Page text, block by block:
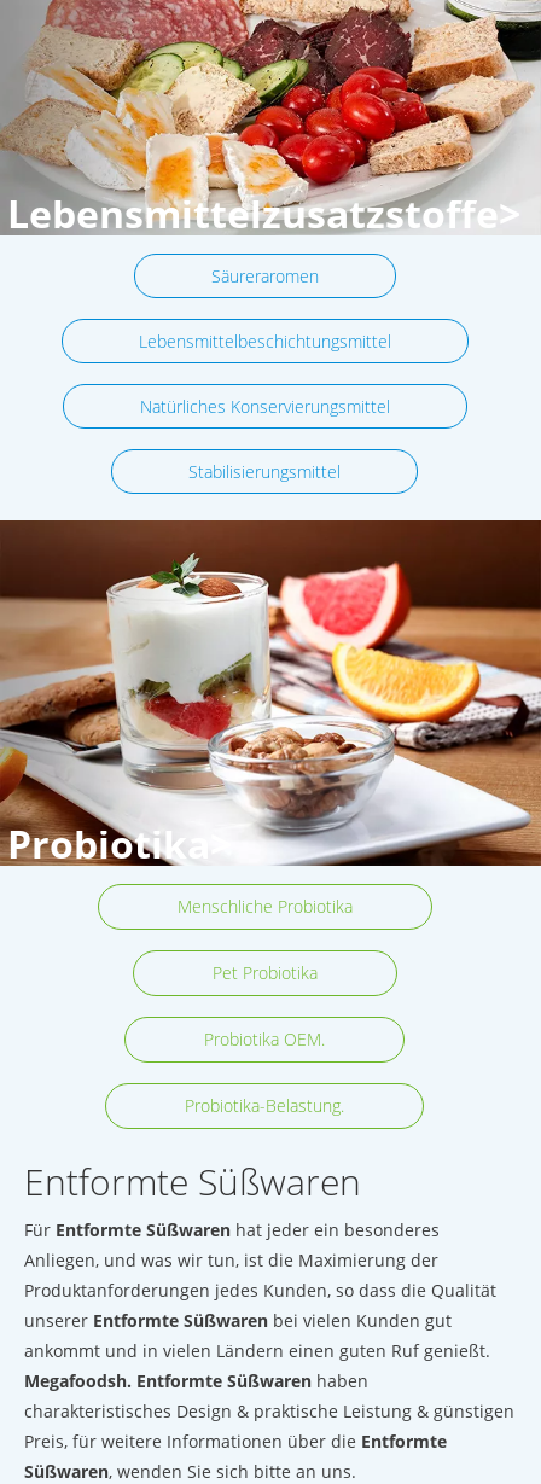
Lebensmittelzusatzstoffe>
Säureraromen
Lebensmittelbeschichtungsmittel
Natürliches Konservierungsmittel
Stabilisierungsmittel
Probiotika>
Menschliche Probiotika
Pet Probiotika
Probiotika OEM.
Probiotika-Belastung.
Entformte Süßwaren
Für Entformte Süßwaren hat jeder ein besonderes
Anliegen, und was wir tun, ist die Maximierung der
Produktanforderungen jedes Kunden, so dass die Qualität
unserer Entformte Süßwaren bei vielen Kunden gut
ankommt und in vielen Ländern einen guten Ruf genießt.
Megafoodsh. Entformte Süßwaren haben
charakteristisches Design & praktische Leistung & günstigen
Preis, für weitere Informationen über die Entformte
Süßwaren, wenden Sie sich bitte an uns.